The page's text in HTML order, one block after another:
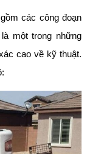
các công đoạn
một trong những
cao về kỹ thuật.